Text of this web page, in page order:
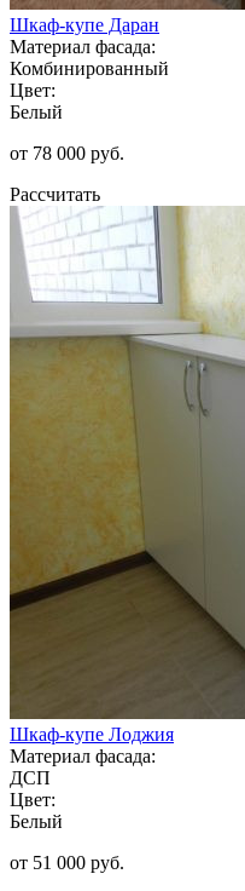
Шкаф-купе Даран
Материал фасада:
Комбинированный
Цвет:
Белый
от 78 000 руб.
Рассчитать
Шкаф-купе Лоджия
Материал фасада:
ДСП
Цвет:
Белый
от 51 000 руб.